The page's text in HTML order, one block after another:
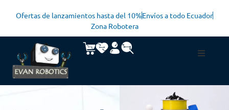
Ofertas de lanzamientos hasta del 10%Envíos a todo Ecuador
Zona Robotera